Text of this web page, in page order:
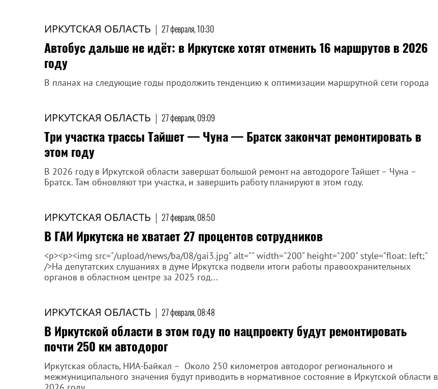
ИРКУТСКАЯ ОБЛАСТЬ | 27 февраля, 10:30
Автобус дальше не идёт: в Иркутске хотят отменить 16 маршрутов в 2026
году
В планах на следующие годы продолжить тенденцию к оптимизации маршрутной сети города
ИРКУТСКАЯ ОБЛАСТЬ | 27 февраля, 09:09
Три участка трассы Тайшет — Чуна — Братск закончат ремонтировать в
этом году
В 2026 году в Иркутской области завершат большой ремонт на автодороге Тайшет – Чуна –
Братск. Там обновляют три участка, и завершить работу планируют в этом году.
ИРКУТСКАЯ ОБЛАСТЬ | 27 февраля, 08:50
В ГАИ Иркутска не хватает 27 процентов сотрудников
<p><p><img src="/upload/news/ba/08/gai3.jpg" alt="" width="200" height="200" style="float: left;"
/>На депутатских слушаниях в думе Иркутска подвели итоги работы правоохранительных
органов в областном центре за 2025 год...
ИРКУТСКАЯ ОБЛАСТЬ | 27 февраля, 08:48
В Иркутской области в этом году по нацпроекту будут ремонтировать
почти 250 км автодорог
Иркутская область, НИА-Байкал – Около 250 километров автодорог регионального и
межмуниципального значения будут приводить в нормативное состояние в Иркутской области в